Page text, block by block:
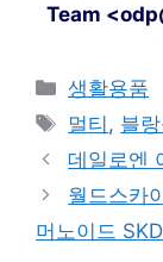
Team
카
테
리
생활용품
태
그
멀티 , 블
데일로엔
월드스카
머노이드